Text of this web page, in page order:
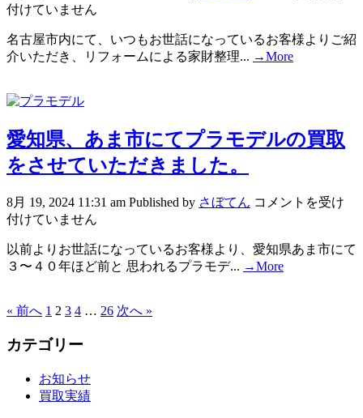
付けていません
名古屋市内にて、いつもお世話になっているお客様よりご紹
介いただき、リフォームによる家財整理... →More
愛知県、あま市にてプラモデルの買取
をさせていただきました。
8月 19, 2024 11:31 am Published by さぼてん コメントを受け
付けていません
以前よりお世話になっているお客様より、愛知県あま市にて
３〜４０年ほど前と 思われるプラモデ... →More
« 前へ 1 2 3 4 … 26 次へ »
カテゴリー
お知らせ
買取実績